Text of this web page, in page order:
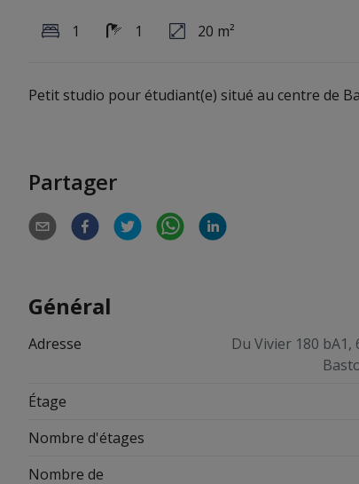
1 1 20 m²
Petit studio pour étudiant(e) situé au centre de
Partager
Général
Adresse
Du Vivier 180 bA1,
Étage
Nombre d'étages
Nombre de